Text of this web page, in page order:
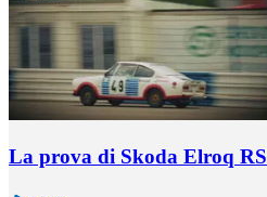
La prova di Skoda Elroq RS